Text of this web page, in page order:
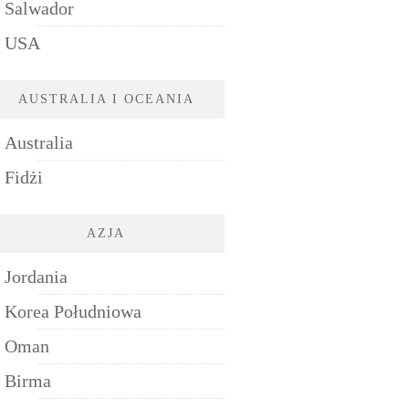
Salwador
USA
AUSTRALIA I OCEANIA
Australia
Fidżi
AZJA
Jordania
Korea Południowa
Oman
Birma